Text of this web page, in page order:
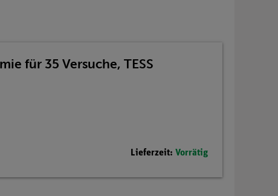
für 35 Versuche, TESS
Lieferzeit: Vorrätig